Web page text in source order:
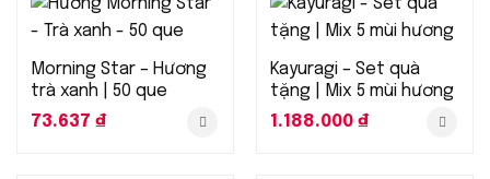
Morning Star – Hương
trà xanh | 50 que
73.637 ₫
Kayuragi – Set quà
tặng | Mix 5 mùi hương
1.188.000 ₫